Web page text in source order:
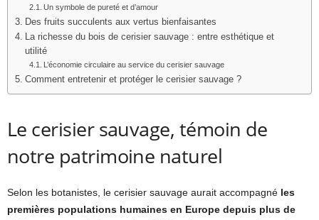
Un symbole de pureté et d’amour
Des fruits succulents aux vertus bienfaisantes
La richesse du bois de cerisier sauvage : entre esthétique et
utilité
L’économie circulaire au service du cerisier sauvage
Comment entretenir et protéger le cerisier sauvage ?
Le cerisier sauvage, témoin de
notre patrimoine naturel
Selon les botanistes, le cerisier sauvage aurait accompagné les
premières populations humaines en Europe depuis plus de